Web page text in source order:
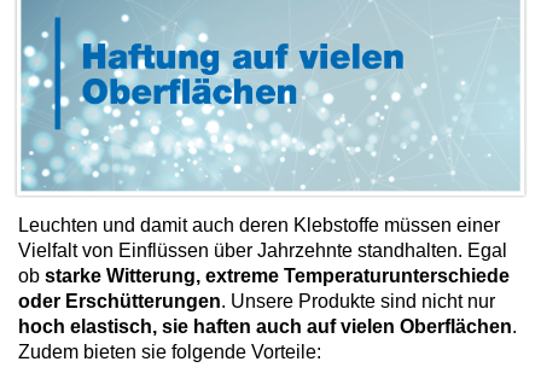
Leuchten und damit auch deren Klebstoffe müssen einer
Vielfalt von Einflüssen über Jahrzehnte standhalten. Egal
ob starke Witterung, extreme Temperaturunterschiede
oder Erschütterungen. Unsere Produkte sind nicht nur
hoch elastisch, sie haften auch auf vielen Oberflächen.
Zudem bieten sie folgende Vorteile: